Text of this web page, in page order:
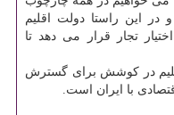
این راستا دولت اقلیم
تجار قرار می دهد تا
در كوشش برای گسترش
با ایران است.